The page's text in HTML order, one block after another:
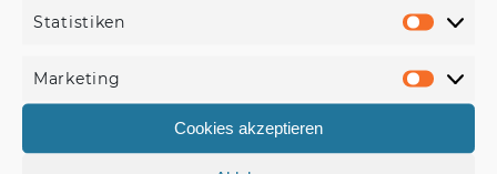
Statistiken
Marketing
Cookies akzeptieren
Kategorien
Produkt kaufen